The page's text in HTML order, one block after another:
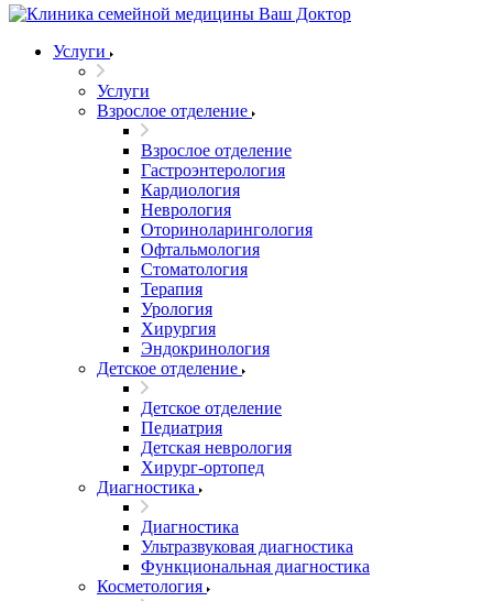
Услуги
Услуги
Взрослое отделение
Взрослое отделение
Гастроэнтерология
Кардиология
Неврология
Оториноларингология
Офтальмология
Стоматология
Терапия
Урология
Хирургия
Эндокринология
Детское отделение
Детское отделение
Педиатрия
Детская неврология
Хирург-ортопед
Диагностика
Диагностика
Ультразвуковая диагностика
Функциональная диагностика
Косметология